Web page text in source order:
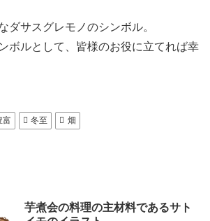
ダサスグレモノのシンボル。
ボルとして、皆様のお役に立てれば幸
富 冬至 畑
芋煮会の料理の主材料であるサト